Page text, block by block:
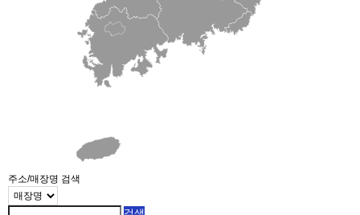
주소/매장명 검색